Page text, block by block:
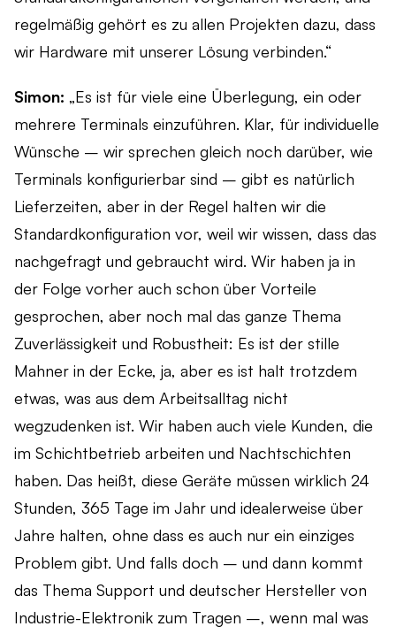
regelmäßig gehört es zu allen Projekten dazu, dass
wir Hardware mit unserer Lösung verbinden.“
Simon: „Es ist für viele eine Überlegung, ein oder
mehrere Terminals einzuführen. Klar, für individuelle
Wünsche – wir sprechen gleich noch darüber, wie
Terminals konfigurierbar sind – gibt es natürlich
Lieferzeiten, aber in der Regel halten wir die
Standardkonfiguration vor, weil wir wissen, dass das
nachgefragt und gebraucht wird. Wir haben ja in
der Folge vorher auch schon über Vorteile
gesprochen, aber noch mal das ganze Thema
Zuverlässigkeit und Robustheit: Es ist der stille
Mahner in der Ecke, ja, aber es ist halt trotzdem
etwas, was aus dem Arbeitsalltag nicht
wegzudenken ist. Wir haben auch viele Kunden, die
im Schichtbetrieb arbeiten und Nachtschichten
haben. Das heißt, diese Geräte müssen wirklich 24
Stunden, 365 Tage im Jahr und idealerweise über
Jahre halten, ohne dass es auch nur ein einziges
Problem gibt. Und falls doch – und dann kommt
das Thema Support und deutscher Hersteller von
Industrie-Elektronik zum Tragen –, wenn mal was